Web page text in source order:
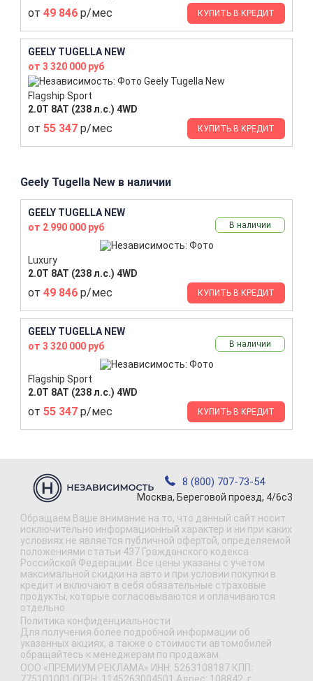
от 49 846 р/мес КУПИТЬ В КРЕДИТ
GEELY TUGELLA NEW
от 3 320 000 руб
Flagship Sport
2.0T 8AT (238 л.с.) 4WD
от 55 347 р/мес КУПИТЬ В КРЕДИТ
Geely Tugella New в наличии
GEELY TUGELLA NEW
от 2 990 000 руб
В наличии
Luxury
2.0T 8AT (238 л.с.) 4WD
от 49 846 р/мес КУПИТЬ В КРЕДИТ
GEELY TUGELLA NEW
от 3 320 000 руб
В наличии
Flagship Sport
2.0T 8AT (238 л.с.) 4WD
от 55 347 р/мес КУПИТЬ В КРЕДИТ
8 (800) 707-73-54
Москва, Береговой проезд, 4/6с3
Обращаем Ваше внимание на то, что данный сайт носит
исключительно информационный характер и ни при каких
условиях не является публичной офертой, определяемой
положениями статьи 437 Гражданского кодекса
Российской Федерации. Все цены указаны с учетом
максимальной скидки на авто и при условии покупки в
кредит и включают в себя обязательные страховые
продукты, которые согласовываются и оплачиваются
отдельно.
Политика конфиденциальности
Для получения более подробной информации об
указанных акциях, а также о стоимости автомобилей
обращайтесь к менеджерам по продажам.
ООО «ПРЕМИУМ РЕКЛАМА» ИНН: 5263108187 КПП: